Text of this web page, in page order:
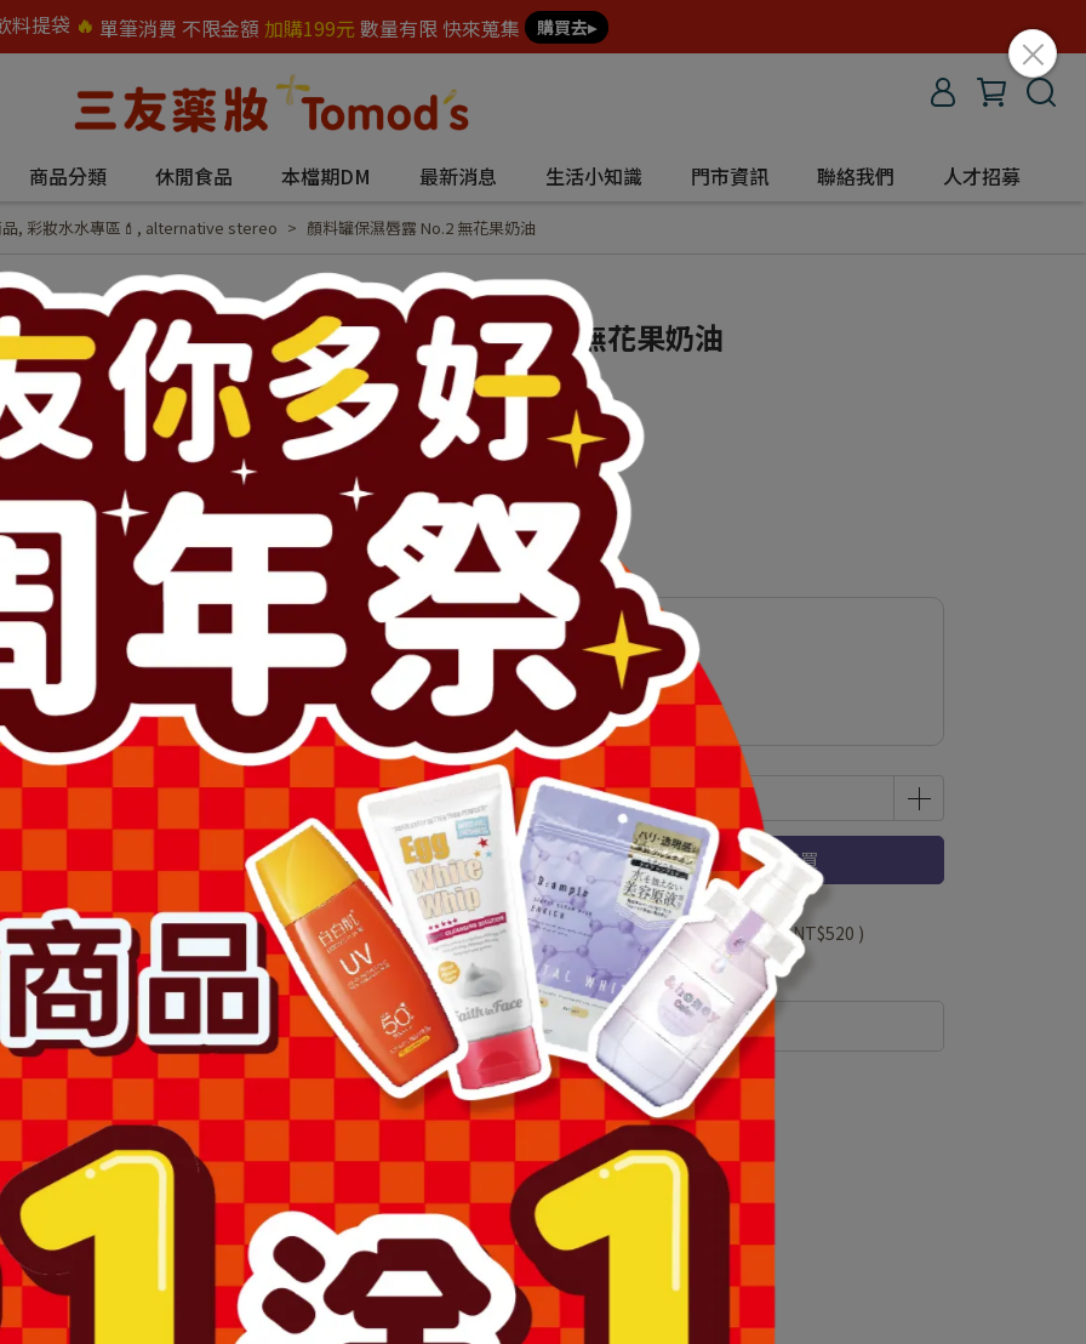
料提袋 🔥 單筆消費 不限金額 加購199元 數量有限 快來蒐集 購買去▸
商品分類 休閒食品 本檔期DM 最新消息 生活小知識 門市資訊 聯絡我們 人才招募
, 彩妝水水專區💄 , alternative stereo 顏料罐保濕唇露 No.2 無花果奶油
顏料罐保濕唇露 No.2 無花果奶油
NT$480
NT$520
商品編號:
供貨狀況:
尚有庫存 2
此商品參與的優惠活動
超值加價購
滿1500送卸妝膏2000送拉絲乳霜
加入購物車 立即購買
加入最愛 此商品 「 最高 」可以折抵紅利104000 點 (約等於NT$520 )
規格說明